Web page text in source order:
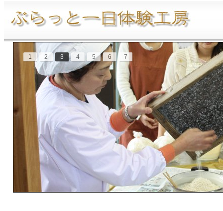
1 2 3 4 5 6 7